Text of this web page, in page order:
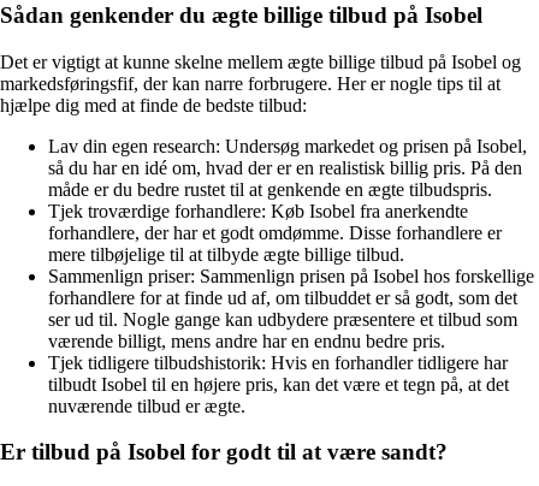
Sådan genkender du ægte billige tilbud på Isobel
Det er vigtigt at kunne skelne mellem ægte billige tilbud på Isobel og
markedsføringsfif, der kan narre forbrugere. Her er nogle tips til at
hjælpe dig med at finde de bedste tilbud:
Lav din egen research: Undersøg markedet og prisen på Isobel,
så du har en idé om, hvad der er en realistisk billig pris. På den
måde er du bedre rustet til at genkende en ægte tilbudspris.
Tjek troværdige forhandlere: Køb Isobel fra anerkendte
forhandlere, der har et godt omdømme. Disse forhandlere er
mere tilbøjelige til at tilbyde ægte billige tilbud.
Sammenlign priser: Sammenlign prisen på Isobel hos forskellige
forhandlere for at finde ud af, om tilbuddet er så godt, som det
ser ud til. Nogle gange kan udbydere præsentere et tilbud som
værende billigt, mens andre har en endnu bedre pris.
Tjek tidligere tilbudshistorik: Hvis en forhandler tidligere har
tilbudt Isobel til en højere pris, kan det være et tegn på, at det
nuværende tilbud er ægte.
Er tilbud på Isobel for godt til at være sandt?